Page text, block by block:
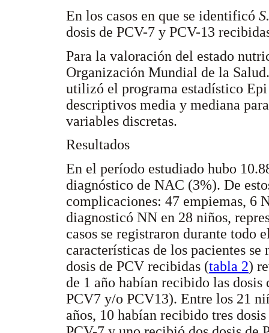
En los casos en que se identificó
dosis de PCV-7 y PCV-13
Para la valoración del estado
Organización Mundial de la
utilizó el programa estadístico
descriptivos media y mediana
variables discretas.
Resultados
En el período estudiado hubo
diagnóstico de NAC (3%). De
complicaciones: 47 empiemas, 6
diagnosticó NN en 28 niños,
casos se registraron durante todo
características de los pacientes se
dosis de PCV recibidas (tabla 2)
de 1 año habían recibido las dosis
PCV7 y/o PCV13). Entre los 21
años, 10 habían recibido tres